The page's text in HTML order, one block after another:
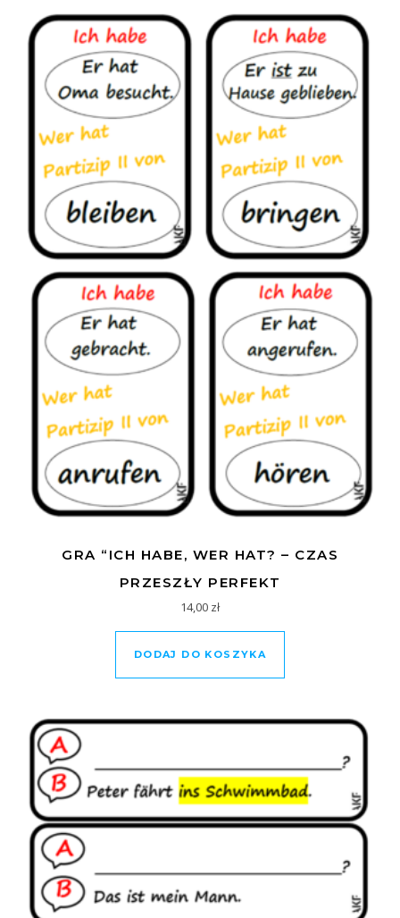
GRA “ICH HABE, WER HAT? – CZAS
PRZESZŁY PERFEKT
14,00 zł
DODAJ DO KOSZYKA